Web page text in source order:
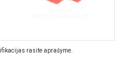
rasite aprašyme.